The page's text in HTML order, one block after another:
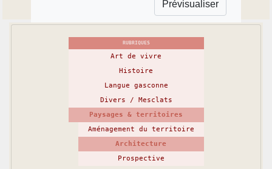
RUBRIQUES
Art de vivre
Histoire
Langue gasconne
Divers / Mesclats
Paysages & territoires
Aménagement du territoire
Architecture
Prospective